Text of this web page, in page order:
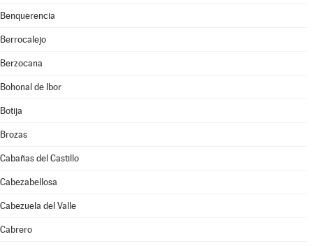
Benquerencia
Berrocalejo
Berzocana
Bohonal de Ibor
Botija
Brozas
Cabañas del Castillo
Cabezabellosa
Cabezuela del Valle
Cabrero